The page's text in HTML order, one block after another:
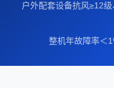
户外配套设备抗风≥12
整机年故障率＜